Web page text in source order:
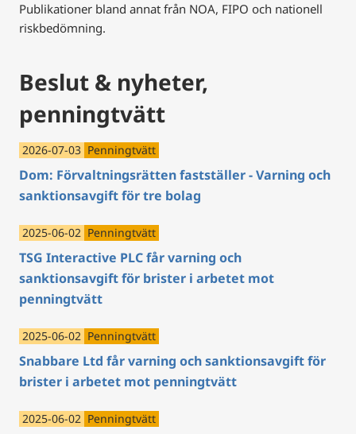
Publikationer bland annat från NOA, FIPO och nationell
riskbedömning.
Beslut & nyheter,
penningtvätt
2026-07-03 Penningtvätt
Dom: Förvaltningsrätten fastställer - Varning och
sanktionsavgift för tre bolag
2025-06-02 Penningtvätt
TSG Interactive PLC får varning och
sanktionsavgift för brister i arbetet mot
penningtvätt
2025-06-02 Penningtvätt
Snabbare Ltd får varning och sanktionsavgift för
brister i arbetet mot penningtvätt
2025-06-02 Penningtvätt